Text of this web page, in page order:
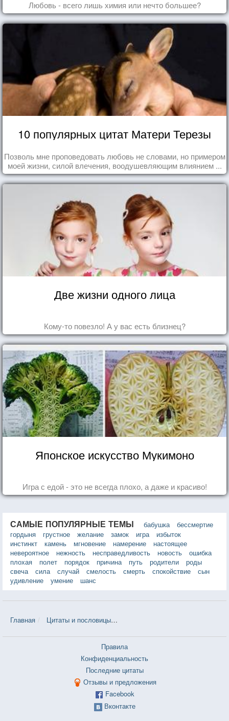
Любовь - всего лишь химия или нечто большее?
10 популярных цитат Матери Терезы
Позволь мне проповедовать любовь не словами, но примером
моей жизни, силой влечения, воодушевляющим влиянием ...
Две жизни одного лица
Кому-то повезло! А у вас есть близнец?
Японское искусство Мукимоно
Игра с едой - это не всегда плохо, а даже и красиво!
САМЫЕ ПОПУЛЯРНЫЕ ТЕМЫ бабушка
бессмертие
гордыня
грустное желание замок игра
избыток
инстинкт
камень мгновение намерение
настоящее
невероятное
нежность несправедливость новость
ошибка
плохая
полет порядок причина путь родители
роды
свеча
сила случай смелость смерть спокойствие
сын
удивление
умение шанс
Главная Цитаты и пословицы
Правила
Конфиденциальность
Последние цитаты
Отзывы и предложения
Facebook
Вконтакте